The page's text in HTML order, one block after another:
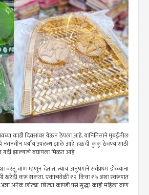
काही दिवसांवर येऊन ठेपला आहे. यानिमित्ताने मुंबईतील
नवनवीन पर्याय उपलब्ध झाले आहे. हळदी कुंकू ठेवण्यासाठी
गर्दी झाल्याचे बघायला मिळत आहे.
वस्तू वाण म्हणून देतात. त्याच अनुषंगाने सर्वप्रथम डोळ्यांना
खरेदी करू शकता. एकाचवेळी १२ किंवा १५ अशा स्वरूपात
अनेक छोट्या छोट्या कापडी पर्स सुद्धा काही महिला वाण